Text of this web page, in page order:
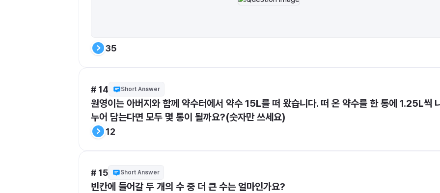
35
# 14 Short Answer
원영이는 아버지와 함께 약수터에서 약수 15L를 떠 왔습니다. 떠 온 약수를 한 통에 1.25L씩
누어 담는다면 모두 몇 통이 될까요?(숫자만 쓰세요)
12
# 15 Short Answer
빈칸에 들어갈 두 개의 수 중 더 큰 수는 얼마인가요?